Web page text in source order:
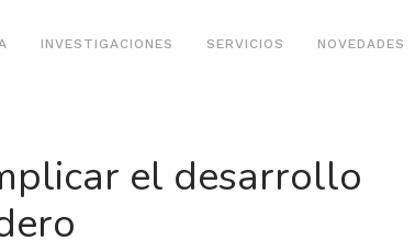
INVESTIGACIONES SERVICIOS NOVEDADES
el desarrollo